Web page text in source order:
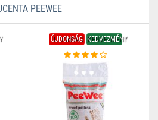
PEEWEE
ÚJDONSÁG KEDVEZMÉNY